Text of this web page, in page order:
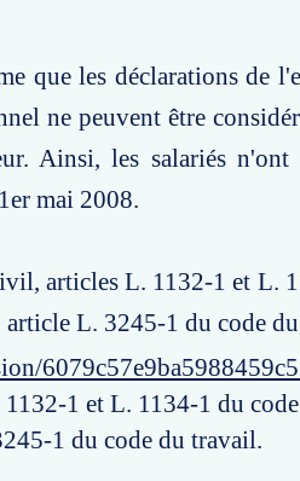
que les déclarations de
ne peuvent être
Ainsi, les salariés
mai 2008.
articles L. 1132-1 et L.
L. 3245-1 du code
1 et L. 1134-1 du
1 du code du travail.